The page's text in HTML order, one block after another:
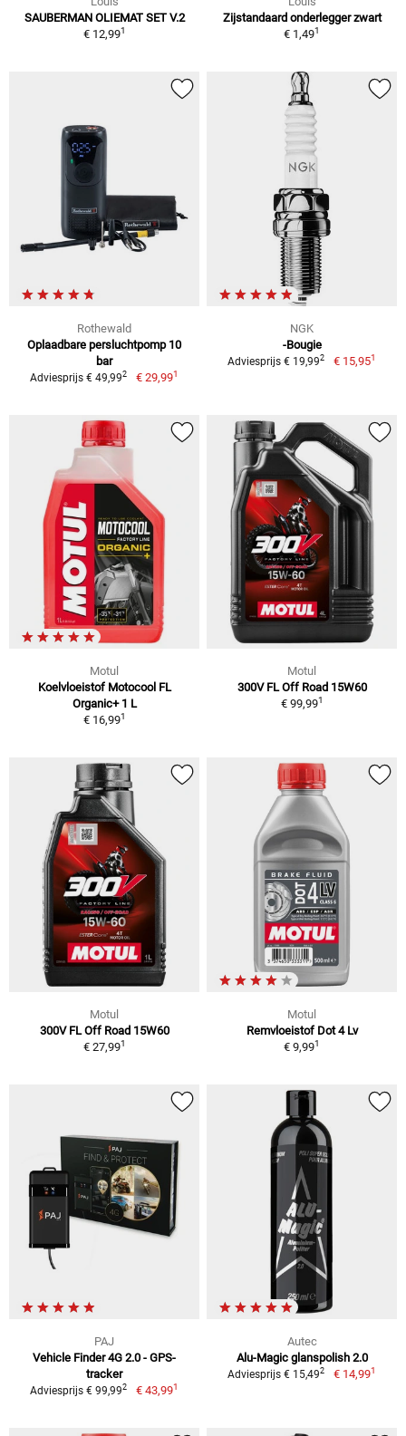
SAUBERMAN OLIEMAT SET V.2
€ 12,991
Zijstandaard onderlegger zwart
€ 1,491
Rothewald
Oplaadbare persluchtpomp 10
bar
Adviesprijs € 49,992 € 29,991
NGK
-Bougie
Adviesprijs € 19,992 € 15,951
Motul
Koelvloeistof Motocool FL
Organic+ 1 L
€ 16,991
Motul
300V FL Off Road 15W60
€ 99,991
Motul
300V FL Off Road 15W60
€ 27,991
Motul
Remvloeistof Dot 4 Lv
€ 9,991
PAJ
Vehicle Finder 4G 2.0 - GPS-
tracker
Adviesprijs € 99,992 € 43,991
Autec
Alu-Magic glanspolish 2.0
Adviesprijs € 15,492 € 14,991